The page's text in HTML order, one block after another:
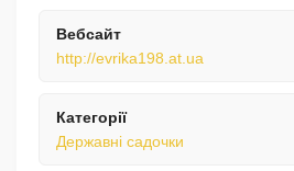
Вебсайт
http://evrika198.at.ua
Категорії
Державні садочки